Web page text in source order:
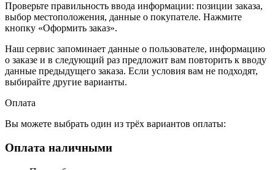
Проверьте правильность ввода информации: позиции заказа,
выбор местоположения, данные о покупателе. Нажмите
кнопку «Оформить заказ».
Наш сервис запоминает данные о пользователе, информацию
о заказе и в следующий раз предложит вам повторить к вводу
данные предыдущего заказа. Если условия вам не подходят,
выбирайте другие варианты.
Оплата
Вы можете выбрать один из трёх вариантов оплаты:
Оплата наличными